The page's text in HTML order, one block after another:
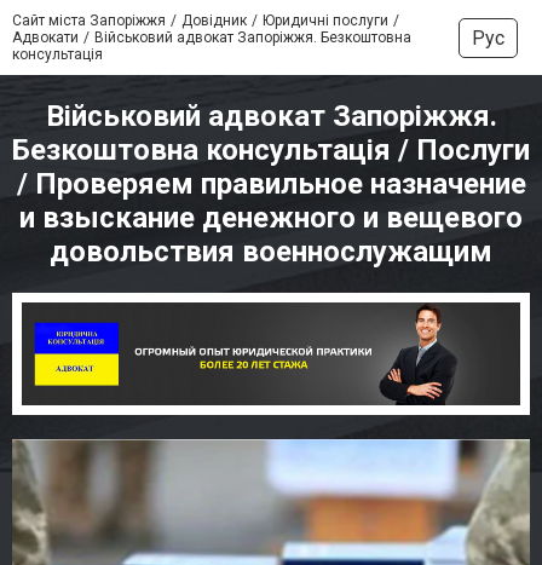
Сайт міста Запоріжжя Довідник
Юридичні послуги
Адвокати
Військовий адвокат Запоріжжя. Безкоштовна
консультація
Рус
Військовий адвокат Запоріжжя.
Безкоштовна консультація / Послуги
/ Проверяем правильное назначение
и взыскание денежного и вещевого
довольствия военнослужащим